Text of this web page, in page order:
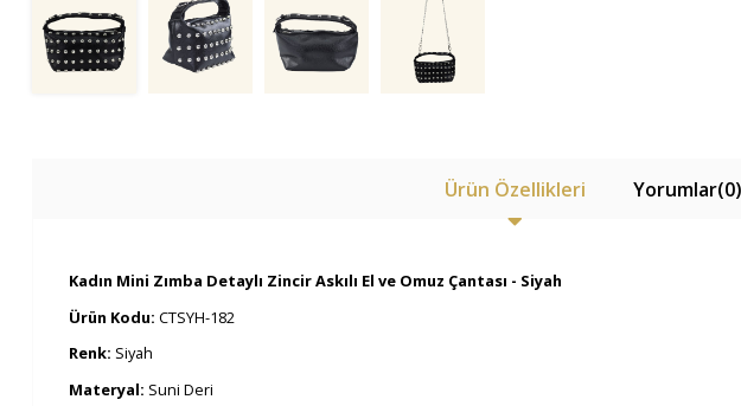
Ürün Özellikleri Yorumlar(0)
Kadın Mini Zımba Detaylı Zincir Askılı El ve Omuz Çantası - Siyah
Ürün Kodu: CTSYH-182
Renk: Siyah
Materyal: Suni Deri